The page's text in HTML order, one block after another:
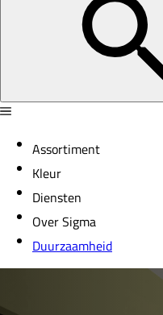
Assortiment
Kleur
Diensten
Over Sigma
Duurzaamheid